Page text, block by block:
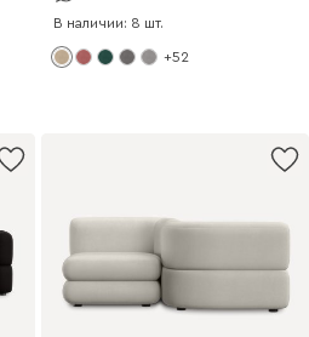
В наличии: 8 шт.
+52